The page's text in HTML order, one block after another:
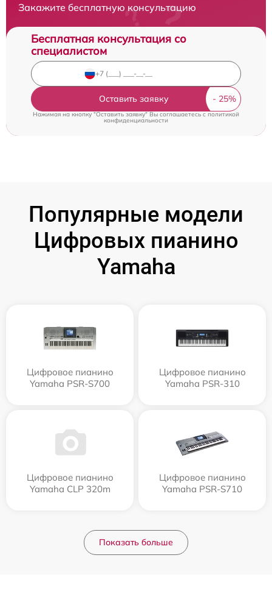
Закажите бесплатную консультацию
Бесплатная консультация со
специалистом
Оставить заявку
Нажимая на кнопку "Оставить заявку" Вы соглашаетесь cполитикой
конфиденциальности
Популярные модели
Цифровых пианино
Yamaha
Цифровое пианино
Yamaha PSR-S700
Цифровое пианино
Yamaha PSR-310
Цифровое пианино
Yamaha CLP 320m
Цифровое пианино
Yamaha PSR-S710
Показать больше